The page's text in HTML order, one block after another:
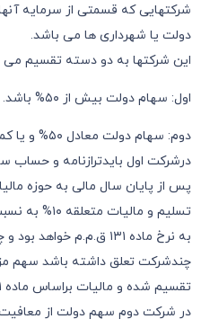
شرکتهایی که قسمتی از سرمایه
دولت یا شهرداری ها می باشد.
این شرکتها به دو دسته تقسیم می
اول: سهام دولت بیش از ٥٠% باشد.
دوم: سهام دولت معادل ٥٠% و یا کمتر در شرت باشد.
درشرکت اول بایدترازنامه و
پس از پایان سال مالی به حوزه
تسلیم و
به نرخ ماده ١٣١ ق.م.م
چندشرکت تعلق داشته باشد سهم
تقسیم شده و مالیات براساس ماده ١٣١ مذکور محاسبه می شود.
در شرکت دوم سهم دولت از معافیت